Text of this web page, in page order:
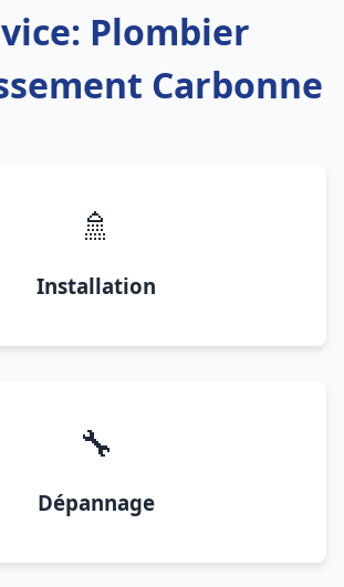
Plombier
Carbonne
🚿
Installation
🔧
Dépannage